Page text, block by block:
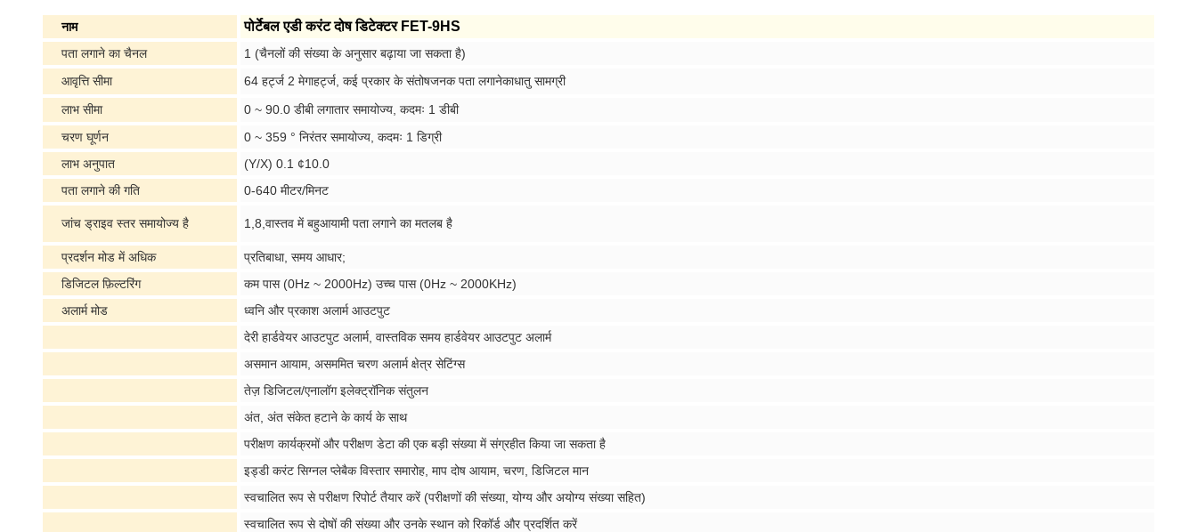
नाम पोर्टेबल एडी करंट दोष डिटेक्टर FET-9HS
पता लगाने का चैनल
1 (चैनलों की संख्या के अनुसार बढ़ाया जा सकता है)
आवृत्ति सीमा
64 हर्ट्ज 2 मेगाहर्ट्ज, कई प्रकार के संतोषजनक पता लगानेकाधातु सामग्री
लाभ सीमा
0 ~ 90.0 डीबी लगातार समायोज्य, कदमः 1 डीबी
चरण घूर्णन
0 ~ 359 ° निरंतर समायोज्य, कदमः 1 डिग्री
लाभ अनुपात
(Y/X) 0.1 ¢10.0
पता लगाने की गति
0-640 मीटर/मिनट
जांच ड्राइव स्तर समायोज्य है 1,8,वास्तव में बहुआयामी पता लगाने का मतलब है
प्रदर्शन मोड में अधिक
प्रतिबाधा, समय आधार;
डिजिटल फ़िल्टरिंग
कम पास (0Hz ~ 2000Hz) उच्च पास (0Hz ~ 2000KHz)
अलार्म मोड
ध्वनि और प्रकाश अलार्म आउटपुट
देरी हार्डवेयर आउटपुट अलार्म, वास्तविक समय हार्डवेयर आउटपुट अलार्म
असमान आयाम, असममित चरण अलार्म क्षेत्र सेटिंग्स
तेज़ डिजिटल/एनालॉग इलेक्ट्रॉनिक संतुलन
अंत, अंत संकेत हटाने के कार्य के साथ
परीक्षण कार्यक्रमों और परीक्षण डेटा की एक बड़ी संख्या में संग्रहीत किया जा सकता है
इड्डी करंट सिग्नल प्लेबैक विस्तार समारोह, माप दोष आयाम, चरण, डिजिटल मान
स्वचालित रूप से परीक्षण रिपोर्ट तैयार करें (परीक्षणों की संख्या, योग्य और अयोग्य संख्या सहित)
स्वचालित रूप से दोषों की संख्या और उनके स्थान को रिकॉर्ड और प्रदर्शित करें